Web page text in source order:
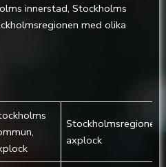
innerstad, Stockholms
med olika
Stockholmsregionen,
axplock